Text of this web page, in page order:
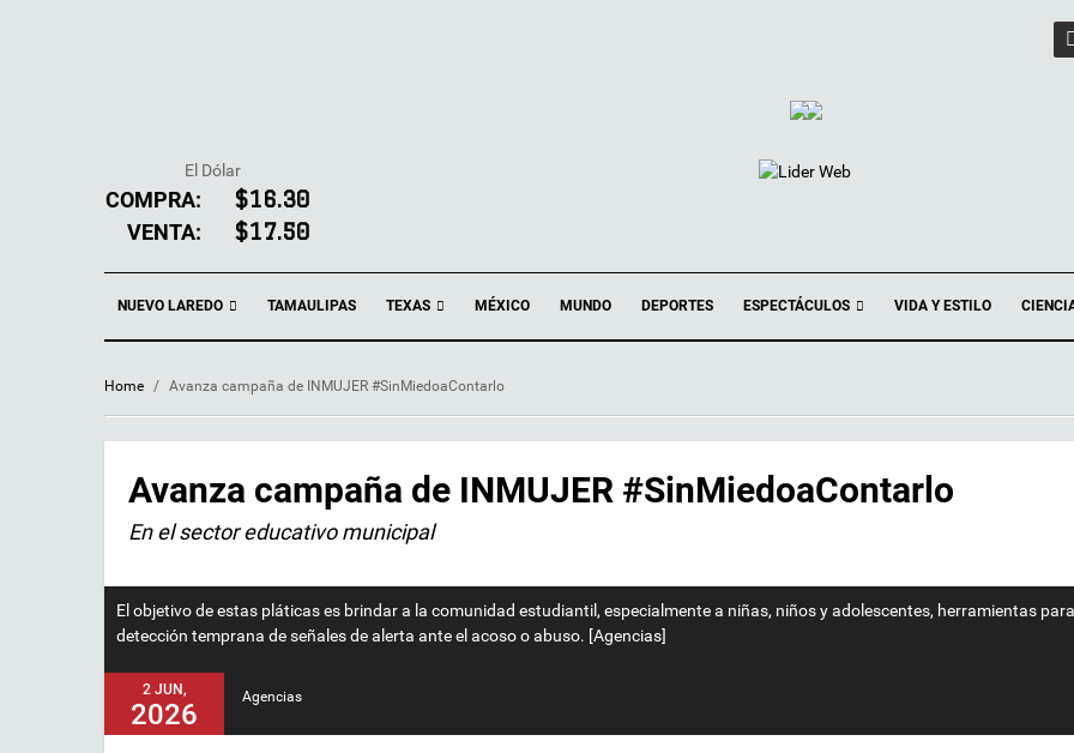
El Dólar
COMPRA: $16.30
VENTA: $17.50
NUEVO LAREDO TAMAULIPAS TEXAS MÉXICO MUNDO DEPORTES ESPECTÁCULOS VIDA Y ESTILO
Home / Avanza campaña de INMUJER #SinMiedoaContarlo
Avanza campaña de INMUJER #SinMiedoaContarlo
En el sector educativo municipal
El objetivo de estas pláticas es brindar a la comunidad estudiantil, especialmente a niñas, niños y adolescentes, herramientas
detección temprana de señales de alerta ante el acoso o abuso. [Agencias]
2 JUN,
2026
Agencias